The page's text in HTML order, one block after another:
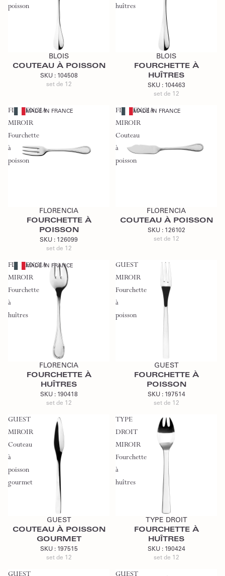
poisson
Ajouter au devis
BLOIS
COUTEAU À POISSON
SKU : 104508
set de 12
huîtres
Ajouter au devis
BLOIS
FOURCHETTE À
HUÎTRES
SKU : 104463
set de 12
FLORENCIA
MIROIR
Fourchette
à
poisson
MADE IN FRANCE
FLORENCIA
FOURCHETTE À
POISSON
SKU : 126099
set de 12
FLORENCIA
MIROIR
Couteau
à
poisson
MADE IN FRANCE
FLORENCIA
COUTEAU À POISSON
SKU : 126102
set de 12
FLORENCIA
MIROIR
Fourchette
à
huîtres
MADE IN FRANCE
Ajouter au devis
FLORENCIA
FOURCHETTE À
HUÎTRES
SKU : 190418
set de 12
GUEST
MIROIR
Fourchette
à
poisson
GUEST
FOURCHETTE À
POISSON
SKU : 197514
set de 12
GUEST
MIROIR
Couteau
à
poisson
gourmet
Ajouter au devis
GUEST
COUTEAU À POISSON
GOURMET
SKU : 197515
set de 12
TYPE
DROIT
MIROIR
Fourchette
à
huîtres
Ajouter au devis
TYPE DROIT
FOURCHETTE À
HUÎTRES
SKU : 190424
set de 12